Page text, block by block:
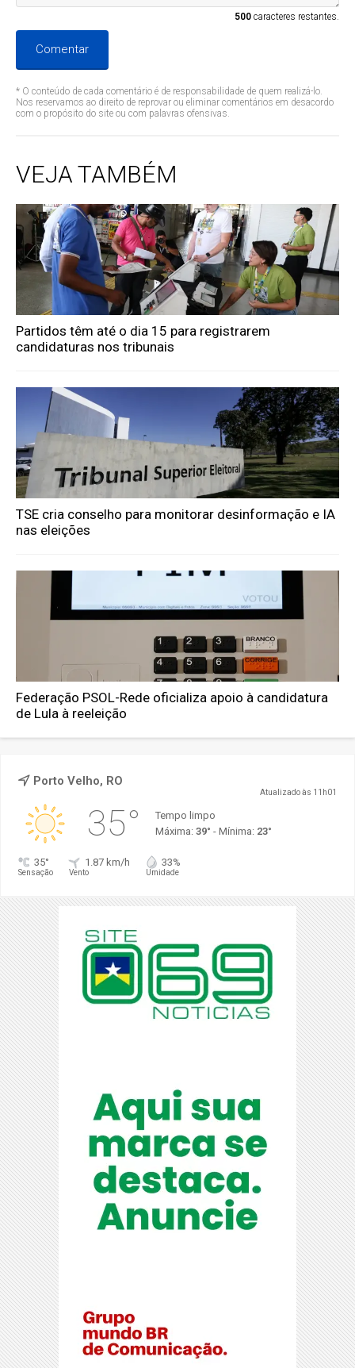
500caracteres restantes.
Comentar
* O conteúdo de cada comentário é de responsabilidade de quem realizá-lo.
Nos reservamos ao direito de reprovar ou eliminar comentários em desacordo
com o propósito do site ou com palavras ofensivas.
VEJA TAMBÉM
Partidos têm até o dia 15 para registrarem
candidaturas nos tribunais
TSE cria conselho para monitorar desinformação e IA
nas eleições
Federação PSOL-Rede oficializa apoio à candidatura
de Lula à reeleição
Porto Velho, RO
Atualizado às 11h01
35°
Tempo limpo
Máxima: 39° - Mínima: 23°
35°
Sensação
1.87 km/h
Vento
33%
Umidade